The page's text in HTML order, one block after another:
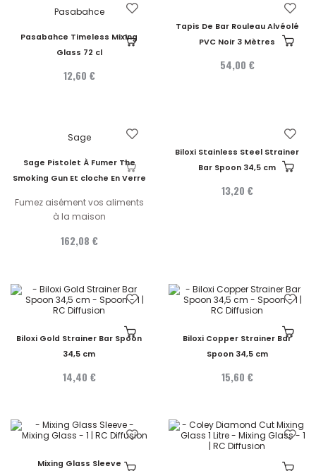
Pasabahce
Pasabahce Timeless Mixing
Glass 72 cl
12,60 €
Tapis De Bar Rouleau Alvéolé
PVC Noir 3 Mètres
54,00 €
Sage
Sage Pistolet À Fumer The
Smoking Gun Et cloche En Verre
Fumez aisément vos aliments
à la maison
162,08 €
Biloxi Stainless Steel Strainer
Bar Spoon 34,5 cm
13,20 €
Biloxi Gold Strainer Bar Spoon
34,5 cm
14,40 €
Biloxi Copper Strainer Bar
Spoon 34,5 cm
15,60 €
Mixing Glass Sleeve